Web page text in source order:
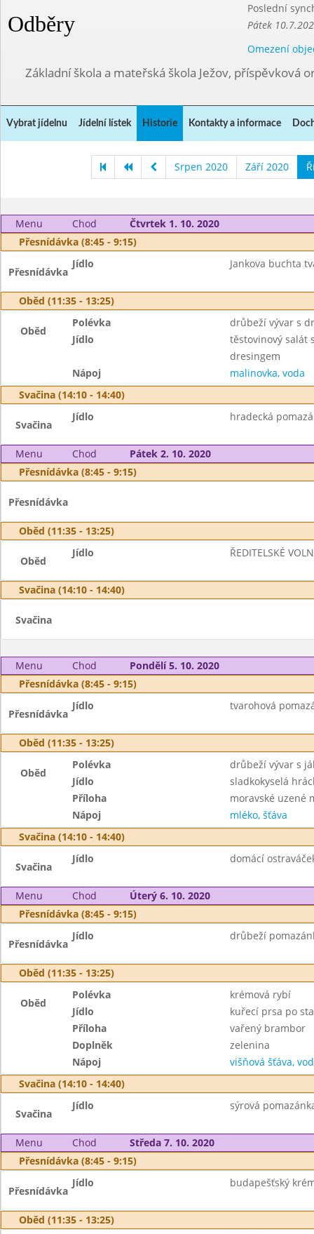
Odběry
Poslední
Pátek
Omezení
Základní škola a mateřská škola Ježov, příspěvková
Vybrat jídelnu Jídelní lístek Historie Kontakty a informace
Srpen 2020 Září 2020
Menu Chod
Čtvrtek 1. 10. 2020
Přesnídávka (8:45 - 9:15)
Přesnídávka
Jídlo Jankova buchta
Oběd (11:35 - 13:25)
Oběd
Polévka
drůbeží vývar s
Jídlo
těstovinový salát
dresingem
Nápoj
malinovka, voda
Svačina (14:10 - 14:40)
Svačina
Jídlo hradecká
Menu Chod
Pátek 2. 10. 2020
Přesnídávka (8:45 - 9:15)
Přesnídávka
Oběd (11:35 - 13:25)
Oběd
Jídlo ŘEDITELSKÉ
Svačina (14:10 - 14:40)
Svačina
Menu Chod
Pondělí 5. 10. 2020
Přesnídávka (8:45 - 9:15)
Přesnídávka
Jídlo tvarohová
Oběd (11:35 - 13:25)
Oběd
Polévka
drůbeží vývar s
Jídlo
sladkokyselá
Příloha
moravské uzené
Nápoj
mléko, šťáva
Svačina (14:10 - 14:40)
Svačina
Jídlo domácí
Menu Chod
Úterý 6. 10. 2020
Přesnídávka (8:45 - 9:15)
Přesnídávka
Jídlo drůbeží
Oběd (11:35 - 13:25)
Oběd
Polévka
krémová rybí
Jídlo
kuřecí prsa po
Příloha
vařený brambor
Doplněk
zelenina
Nápoj
višňová šťáva,
Svačina (14:10 - 14:40)
Svačina
Jídlo sýrová
Menu Chod
Středa 7. 10. 2020
Přesnídávka (8:45 - 9:15)
Přesnídávka
Jídlo budapešťský
Oběd (11:35 - 13:25)